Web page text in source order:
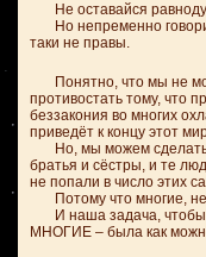
Не оставайся
Но непременно говори
таки не правы.
Понятно, что мы не
противостать тому, что
беззакония во многих
приведёт к концу этот
Но, мы можем сделать
братья и сёстры, и те
не попали в число этих
Потому что многие, не
И наша задача, чтобы
МНОГИЕ – была как